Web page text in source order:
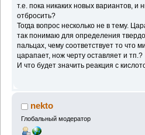
т.е. пока никаких новых вариантов, и
отбросить?
Тогда вопрос несколько не в тему.
так понимаю для определения
пальцах, чему соответствует то что
царапает, нож черту оставляет и тп.?
И что будет значить реакция с
nekto
Глобальный модератор